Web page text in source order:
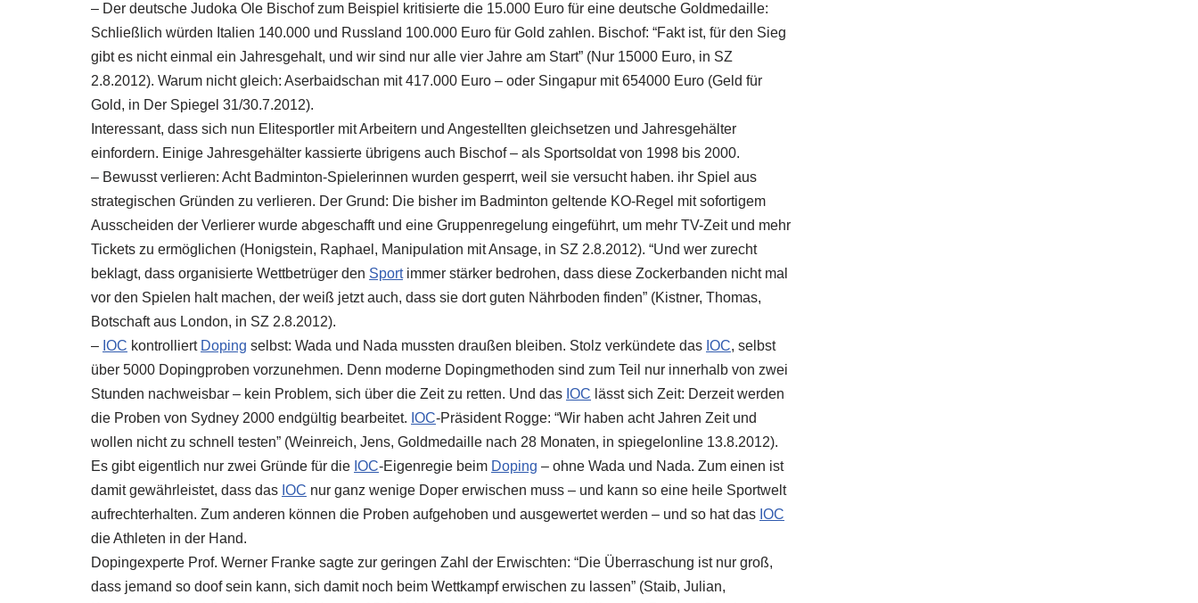
– Der deutsche Judoka Ole Bischof zum Beispiel kritisierte die 15.000 Euro für eine deutsche Goldmedaille:
Schließlich würden Italien 140.000 und Russland 100.000 Euro für Gold zahlen. Bischof: “Fakt ist, für den Sieg
gibt es nicht einmal ein Jahresgehalt, und wir sind nur alle vier Jahre am Start” (Nur 15000 Euro, in SZ
2.8.2012). Warum nicht gleich: Aserbaidschan mit 417.000 Euro – oder Singapur mit 654000 Euro (Geld für
Gold, in Der Spiegel 31/30.7.2012).
Interessant, dass sich nun Elitesportler mit Arbeitern und Angestellten gleichsetzen und Jahresgehälter
einfordern. Einige Jahresgehälter kassierte übrigens auch Bischof – als Sportsoldat von 1998 bis 2000.
– Bewusst verlieren: Acht Badminton-Spielerinnen wurden gesperrt, weil sie versucht haben. ihr Spiel aus
strategischen Gründen zu verlieren. Der Grund: Die bisher im Badminton geltende KO-Regel mit sofortigem
Ausscheiden der Verlierer wurde abgeschafft und eine Gruppenregelung eingeführt, um mehr TV-Zeit und mehr
Tickets zu ermöglichen (Honigstein, Raphael, Manipulation mit Ansage, in SZ 2.8.2012). “Und wer zurecht
beklagt, dass organisierte Wettbetrüger den Sportimmer stärker bedrohen, dass diese Zockerbanden nicht mal
vor den Spielen halt machen, der weiß jetzt auch, dass sie dort guten Nährboden finden” (Kistner, Thomas,
Botschaft aus London, in SZ 2.8.2012).
– IOC kontrolliert Doping selbst: Wada und Nada mussten draußen bleiben. Stolz verkündete das IOC, selbst
über 5000 Dopingproben vorzunehmen. Denn moderne Dopingmethoden sind zum Teil nur innerhalb von zwei
Stunden nachweisbar – kein Problem, sich über die Zeit zu retten. Und das IOC lässt sich Zeit: Derzeit werden
die Proben von Sydney 2000 endgültig bearbeitet. IOC-Präsident Rogge: “Wir haben acht Jahren Zeit und
wollen nicht zu schnell testen” (Weinreich, Jens, Goldmedaille nach 28 Monaten, in spiegelonline 13.8.2012).
Es gibt eigentlich nur zwei Gründe für die IOC-Eigenregie beim Doping – ohne Wada und Nada. Zum einen ist
damit gewährleistet, dass das IOC nur ganz wenige Doper erwischen muss – und kann so eine heile Sportwelt
aufrechterhalten. Zum anderen können die Proben aufgehoben und ausgewertet werden – und so hat das IOC
die Athleten in der Hand.
Dopingexperte Prof. Werner Franke sagte zur geringen Zahl der Erwischten: “Die Überraschung ist nur groß,
dass jemand so doof sein kann, sich damit noch beim Wettkampf erwischen zu lassen” (Staib, Julian,